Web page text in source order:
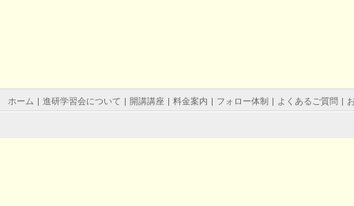
ホーム | 進研学習会について | 開講講座 | 料金案内 | フォロー体制 | よくあるご質問 |